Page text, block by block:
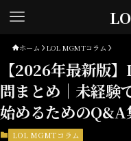
ホーム LOL MGMTコラム
【2026年最新版
問まとめ｜未経験
始めるためのQ&A
LOL MGMTコラム